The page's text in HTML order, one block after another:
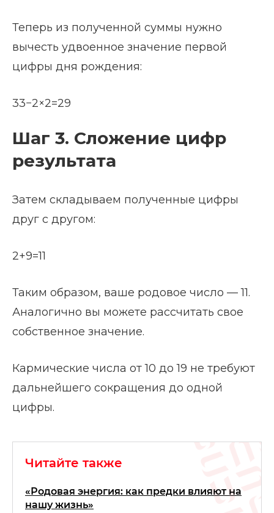
Теперь из полученной суммы нужно
вычесть удвоенное значение первой
цифры дня рождения:
33−2×2=29
Шаг 3. Сложение цифр
результата
Затем складываем полученные цифры
друг с другом:
2+9=11
Таким образом, ваше родовое число — 11.
Аналогично вы можете рассчитать свое
собственное значение.
Кармические числа от 10 до 19 не требуют
дальнейшего сокращения до одной
цифры.
Читайте также
«Родовая энергия: как предки влияют на
нашу жизнь»